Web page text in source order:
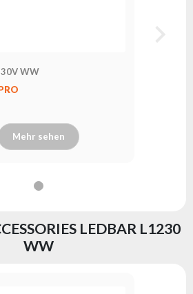
WW
Mehr sehen
LEDBAR L1230
WW